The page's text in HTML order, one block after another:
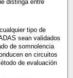
distinga entre
tipo de
sean validados
de somnolencia
en circuitos
de evaluación